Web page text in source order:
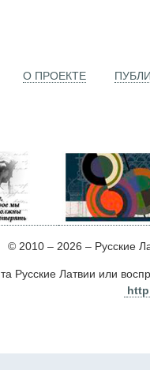
О ПРОЕКТЕ
© 2010 – 2026 – Русские
Русские Латвии или